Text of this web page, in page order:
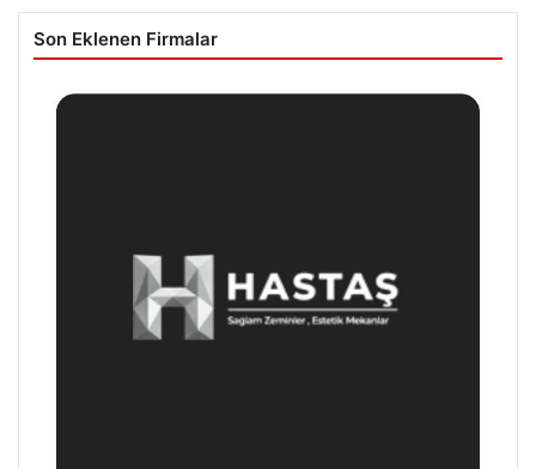
Son Eklenen Firmalar